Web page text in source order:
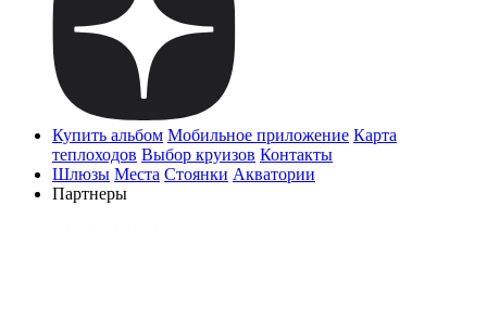
Купить альбом Мобильное приложение Карта
теплоходов Выбор круизов Контакты
Шлюзы Места Стоянки Акватории
Партнеры